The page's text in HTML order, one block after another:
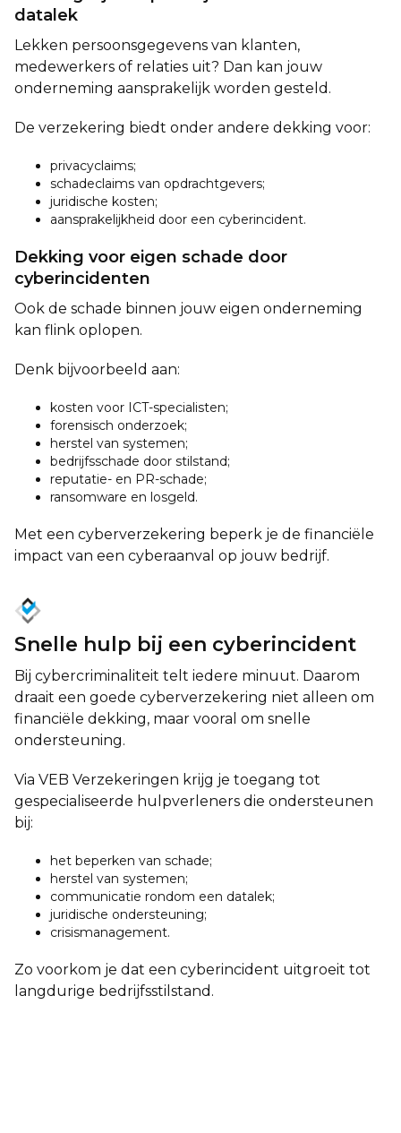
datalek
Lekken persoonsgegevens van klanten,
medewerkers of relaties uit? Dan kan jouw
onderneming aansprakelijk worden gesteld.
De verzekering biedt onder andere dekking voor:
privacyclaims;
schadeclaims van opdrachtgevers;
juridische kosten;
aansprakelijkheid door een cyberincident.
Dekking voor eigen schade door
cyberincidenten
Ook de schade binnen jouw eigen onderneming
kan flink oplopen.
Denk bijvoorbeeld aan:
kosten voor ICT-specialisten;
forensisch onderzoek;
herstel van systemen;
bedrijfsschade door stilstand;
reputatie- en PR-schade;
ransomware en losgeld.
Met een cyberverzekering beperk je de financiële
impact van een cyberaanval op jouw bedrijf.
Snelle hulp bij een cyberincident
Bij cybercriminaliteit telt iedere minuut. Daarom
draait een goede cyberverzekering niet alleen om
financiële dekking, maar vooral om snelle
ondersteuning.
Via VEB Verzekeringen krijg je toegang tot
gespecialiseerde hulpverleners die ondersteunen
bij:
het beperken van schade;
herstel van systemen;
communicatie rondom een datalek;
juridische ondersteuning;
crisismanagement.
Zo voorkom je dat een cyberincident uitgroeit tot
langdurige bedrijfsstilstand.